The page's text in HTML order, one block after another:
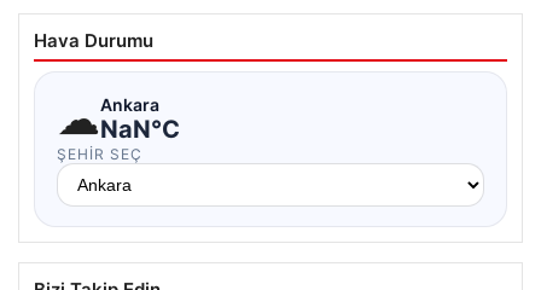
Hava Durumu
☁Ankara
NaN°C
ŞEHIR SEÇ